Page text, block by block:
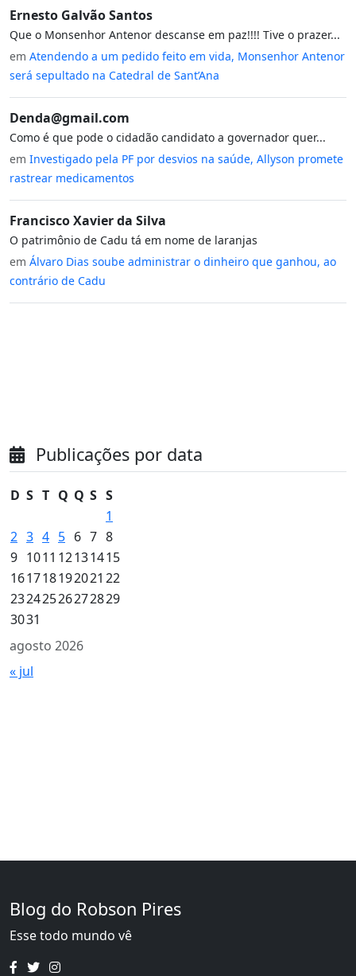
Ernesto Galvão Santos
Que o Monsenhor Antenor descanse em paz!!!! Tive o prazer...
em Atendendo a um pedido feito em vida, Monsenhor Antenor
será sepultado na Catedral de Sant’Ana
Denda@gmail.com
Como é que pode o cidadão candidato a governador quer...
em Investigado pela PF por desvios na saúde, Allyson promete
rastrear medicamentos
Francisco Xavier da Silva
O patrimônio de Cadu tá em nome de laranjas
em Álvaro Dias soube administrar o dinheiro que ganhou, ao
contrário de Cadu
Publicações por data
agosto 2026
D S T Q Q S S
1
2 3 4 5 6 7 8
9 1011 12131415
161718192021 22
23242526272829
3031
« jul
Blog do Robson Pires
Esse todo mundo vê